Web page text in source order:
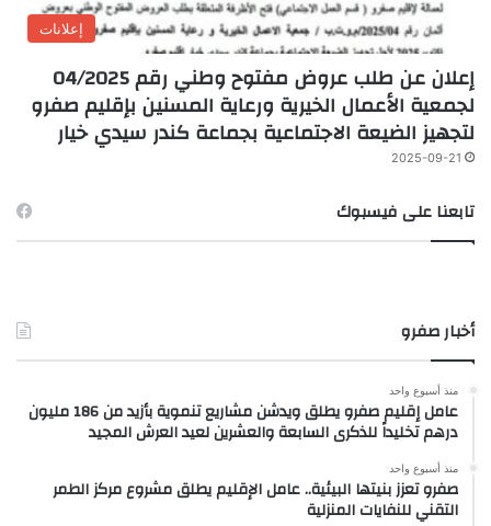
إعلانات
إعلان عن طلب عروض مفتوح وطني رقم 04/2025
لجمعية الأعمال الخيرية ورعاية المسنين بإقليم صفرو
لتجهيز الضيعة الاجتماعية بجماعة كندر سيدي خيار
2025-09-21
تابعنا على فيسبوك
أخبار صفرو
منذ أسبوع واحد
عامل إقليم صفرو يطلق ويدشن مشاريع تنموية بأزيد من 186 مليون
درهم تخليداً للذكرى السابعة والعشرين لعيد العرش المجيد
منذ أسبوع واحد
صفرو تعزز بنيتها البيئية.. عامل الإقليم يطلق مشروع مركز الطمر
التقني للنفايات المنزلية